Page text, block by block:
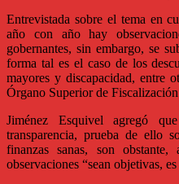
Entrevistada sobre el tema en
año con año hay
gobernantes, sin embargo, se
forma tal es el caso de los
mayores y discapacidad, entre
Órgano Superior de
Jiménez Esquivel agregó
transparencia, prueba de ello
finanzas sanas, son
observaciones “sean objetivas,